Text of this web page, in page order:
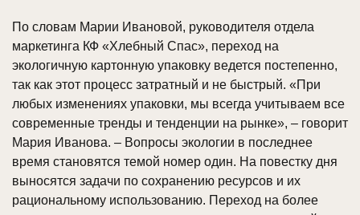
По словам Марии Ивановой, руководителя отдела
маркетинга КФ «Хлебный Спас», переход на
экологичную картонную упаковку ведется постепенно,
так как этот процесс затратный и не быстрый. «При
любых изменениях упаковки, мы всегда учитываем все
современные тренды и тенденции на рынке», – говорит
Мария Иванова. – Вопросы экологии в последнее
время становятся темой номер один. На повестку дня
выносятся задачи по сохранению ресурсов и их
рациональному использованию. Переход на более